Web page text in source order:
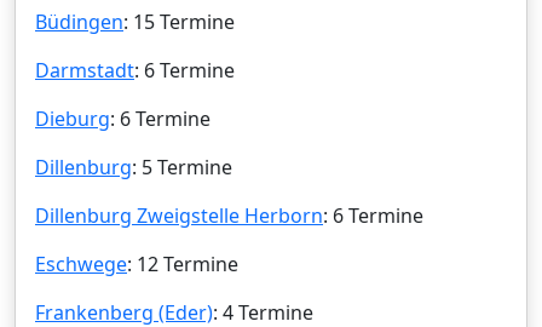
Büdingen: 15 Termine
Darmstadt: 6 Termine
Dieburg: 6 Termine
Dillenburg: 5 Termine
Dillenburg Zweigstelle Herborn: 6 Termine
Eschwege: 12 Termine
Frankenberg (Eder): 4 Termine